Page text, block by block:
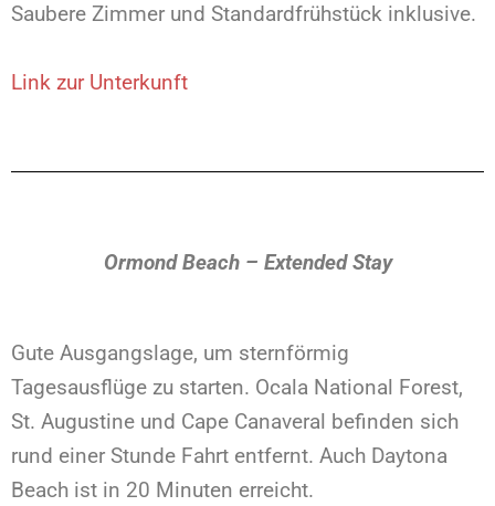
Saubere Zimmer und Standardfrühstück inklusive.
Link zur Unterkunft
Ormond Beach – Extended Stay
Gute Ausgangslage, um sternförmig
Tagesausflüge zu starten. Ocala National Forest,
St. Augustine und Cape Canaveral befinden sich
rund einer Stunde Fahrt entfernt. Auch Daytona
Beach ist in 20 Minuten erreicht.